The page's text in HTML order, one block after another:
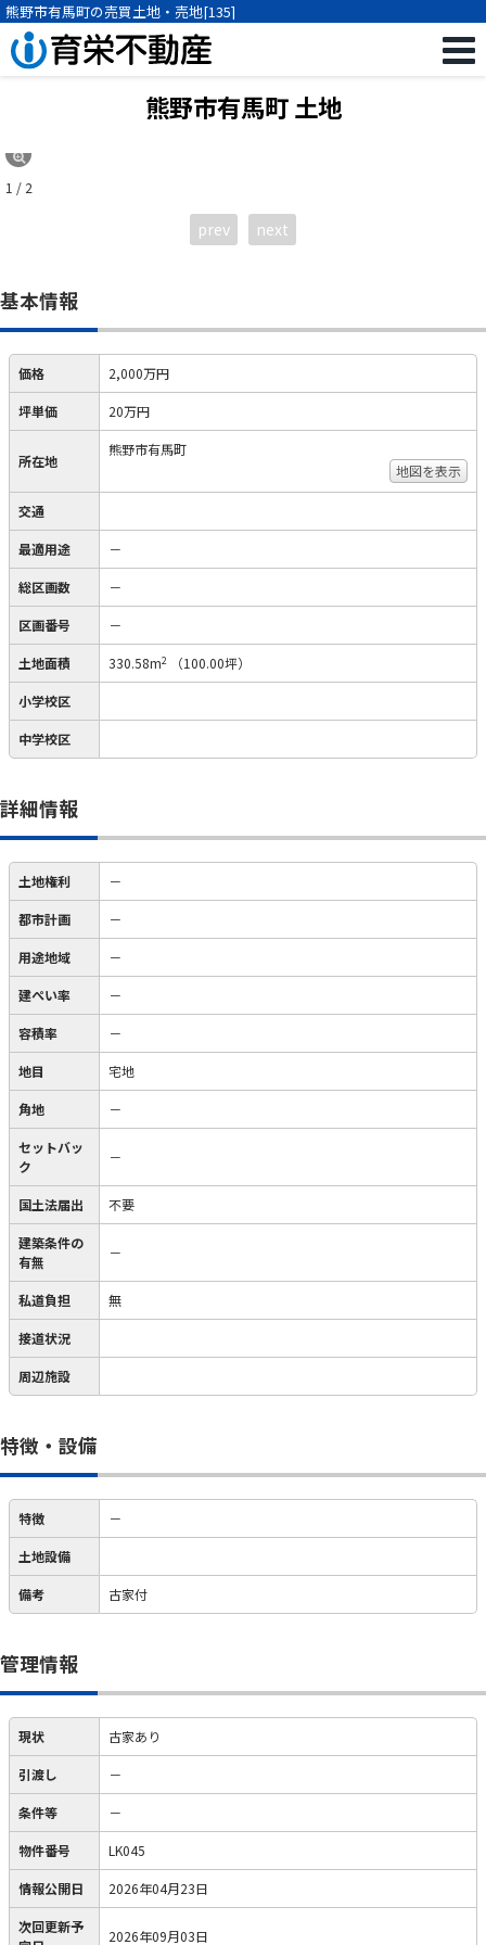
熊野市有馬町の売買土地・売地[135]
熊野市有馬町 土地
1 / 2
prev next
基本情報
価格 2,000万円
坪単価 20万円
所在地
熊野市有馬町
地図を表示
交通
最適用途 －
総区画数 －
区画番号 －
土地面積 330.58m2 （100.00坪）
小学校区
中学校区
詳細情報
土地権利 －
都市計画 －
用途地域 －
建ぺい率 －
容積率 －
地目 宅地
角地 －
セットバッ
ク
－
国土法届出 不要
建築条件の
有無
－
私道負担 無
接道状況
周辺施設
特徴・設備
特徴 －
土地設備
備考 古家付
管理情報
現状 古家あり
引渡し －
条件等 －
物件番号 LK045
情報公開日 2026年04月23日
次回更新予
2026年09月03日